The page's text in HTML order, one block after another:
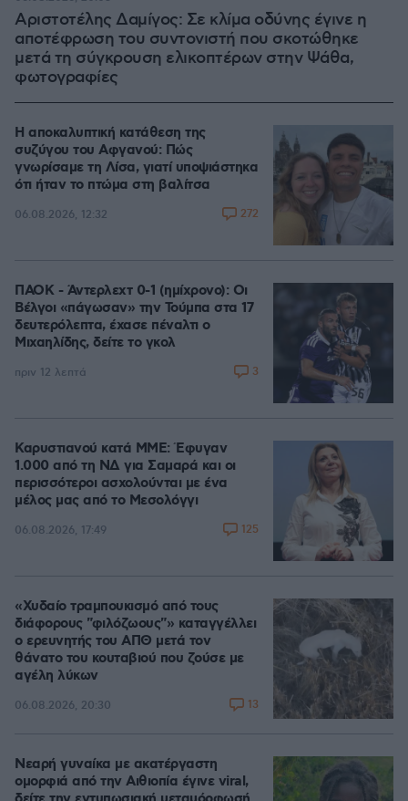
Αριστοτέλης Δαμίγος: Σε κλίμα οδύνης έγινε η
αποτέφρωση του συντονιστή που σκοτώθηκε
μετά τη σύγκρουση ελικοπτέρων στην Ψάθα,
φωτογραφίες
Η αποκαλυπτική κατάθεση της
συζύγου του Αφγανού: Πώς
γνωρίσαμε τη Λίσα, γιατί υποψιάστηκα
ότι ήταν το πτώμα στη βαλίτσα
06.08.2026, 12:32 272
ΠΑΟΚ - Άντερλεχτ 0-1 (ημίχρονο): Οι
Βέλγοι «πάγωσαν» την Τούμπα στα 17
δευτερόλεπτα, έχασε πέναλτι ο
Μιχαηλίδης, δείτε το γκολ
πριν 12 λεπτά 3
Καρυστιανού κατά ΜΜΕ: Έφυγαν
1.000 από τη ΝΔ για Σαμαρά και οι
περισσότεροι ασχολούνται με ένα
μέλος μας από το Μεσολόγγι
06.08.2026, 17:49 125
«Χυδαίο τραμπουκισμό από τους
διάφορους "φιλόζωους"» καταγγέλλει
ο ερευνητής του ΑΠΘ μετά τον
θάνατο του κουταβιού που ζούσε με
αγέλη λύκων
06.08.2026, 20:30 13
Νεαρή γυναίκα με ακατέργαστη
ομορφιά από την Αιθιοπία έγινε viral,